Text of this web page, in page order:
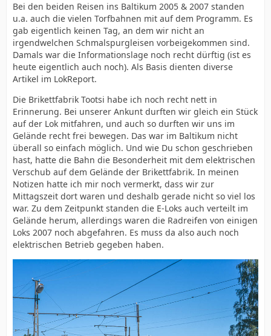
Bei den beiden Reisen ins Baltikum 2005 & 2007 standen
u.a. auch die vielen Torfbahnen mit auf dem Programm. Es
gab eigentlich keinen Tag, an dem wir nicht an
irgendwelchen Schmalspurgleisen vorbeigekommen sind.
Damals war die Informationslage noch recht dürftig (ist es
heute eigentlich auch noch). Als Basis dienten diverse
Artikel im LokReport.
Die Brikettfabrik Tootsi habe ich noch recht nett in
Erinnerung. Bei unserer Ankunt durften wir gleich ein Stück
auf der Lok mitfahren, und auch so durften wir uns im
Gelände recht frei bewegen. Das war im Baltikum nicht
überall so einfach möglich. Und wie Du schon geschrieben
hast, hatte die Bahn die Besonderheit mit dem elektrischen
Verschub auf dem Gelände der Brikettfabrik. In meinen
Notizen hatte ich mir noch vermerkt, dass wir zur
Mittagszeit dort waren und deshalb gerade nicht so viel los
war. Zu dem Zeitpunkt standen die E-Loks auch verteilt im
Gelände herum, allerdings waren die Radreifen von einigen
Loks 2007 noch abgefahren. Es muss da also auch noch
elektrischen Betrieb gegeben haben.